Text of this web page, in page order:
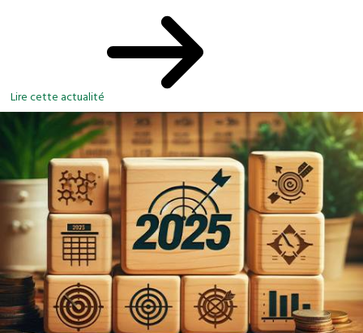
Lire cette actualité